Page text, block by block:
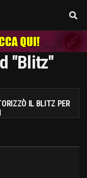
"blitz"
IL BLITZ PER